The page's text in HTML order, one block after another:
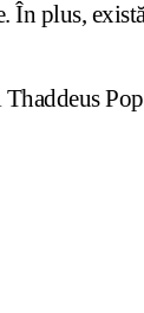
În plus,